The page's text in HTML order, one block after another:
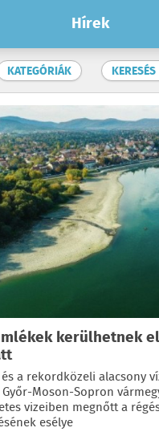
Hírek
KATEGÓRIÁK KERESÉS
kerülhetnek
a rekordközeli alacsony
Moson-Sopron
vizeiben megnőtt a
esélye